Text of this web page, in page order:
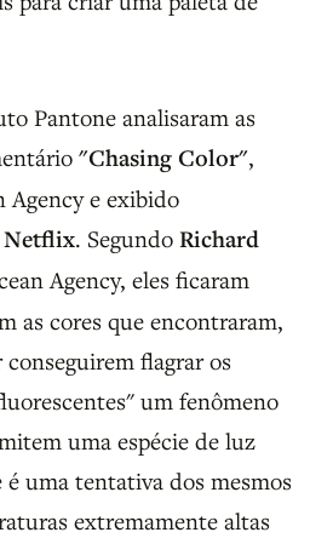
Pantone analisaram as
"Chasing Color",
Agency e exibido
Netflix. Segundo Richard
Agency, eles ficaram
as cores que encontraram,
flagrar os
um fenômeno
uma espécie de luz
uma tentativa dos mesmos
extremamente altas